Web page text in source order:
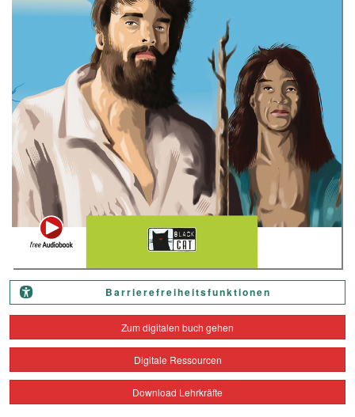
Barrierefreiheitsfunktionen
Zum digitalen buch gehen
Digitale Ressourcen
Download Lehrkräfte